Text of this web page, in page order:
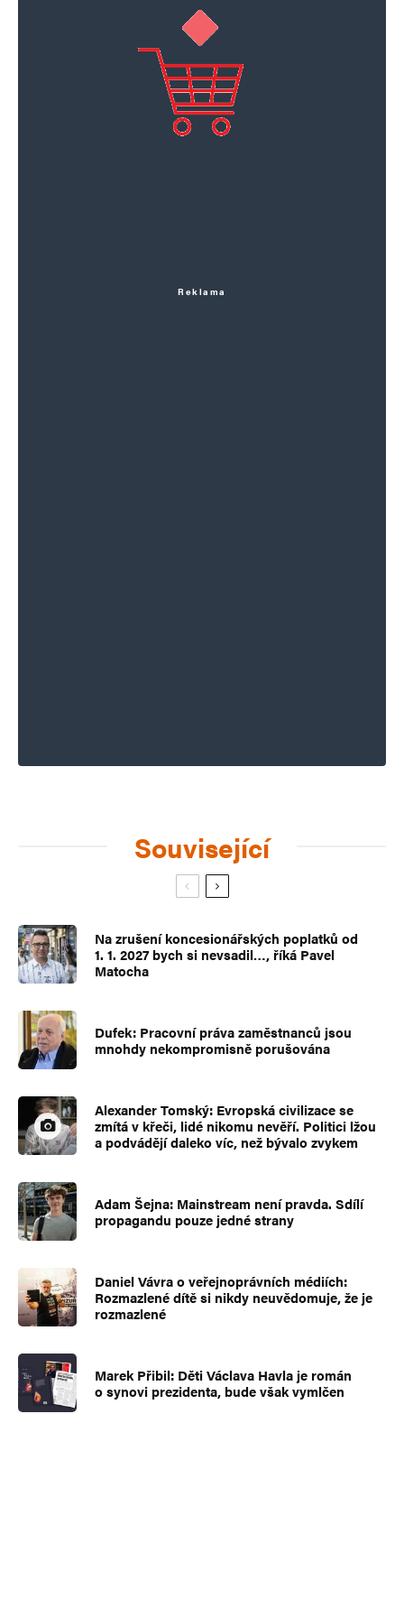
Reklama
Související
Na zrušení koncesionářských poplatků od
1. 1. 2027 bych si nevsadil…, říká Pavel
Matocha
Dufek: Pracovní práva zaměstnanců jsou
mnohdy nekompromisně porušována
Alexander Tomský: Evropská civilizace se
zmítá v křeči, lidé nikomu nevěří. Politici lžou
a podvádějí daleko víc, než bývalo zvykem
Adam Šejna: Mainstream není pravda. Sdílí
propagandu pouze jedné strany
Daniel Vávra o veřejnoprávních médiích:
Rozmazlené dítě si nikdy neuvědomuje, že je
rozmazlené
Marek Přibil: Děti Václava Havla je román
o synovi prezidenta, bude však vymlčen